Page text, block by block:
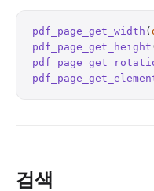
pdf_page_get_width (
pdf_page_get_height
검색